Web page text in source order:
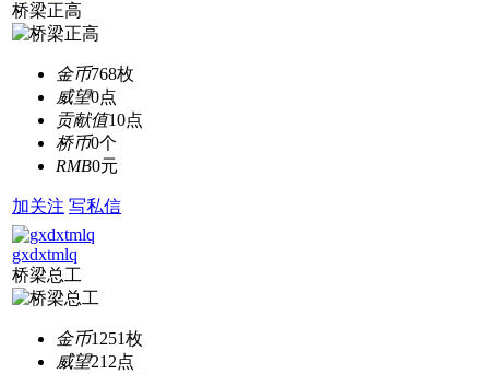
桥梁正高
金币768枚
威望0点
贡献值10点
桥币0个
RMB0元
加关注 写私信
gxdxtmlq
桥梁总工
金币1251枚
威望212点